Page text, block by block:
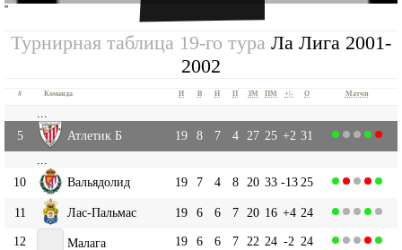
''
Турнирная таблица 19-го тура Ла Лига 2001-
2002
# Команда И В Н П ЗМ ПМ +|- О Матчи
5
Атлетик Б 19 8 7 4 27 25 +2 31
10
Вальядолид 19 7 4 8 20 33 -13 25
11 Лас-Пальмас 19 6 6 7 20 16 +4 24
12
Малага 19 6 6 7 22 24 -2 24